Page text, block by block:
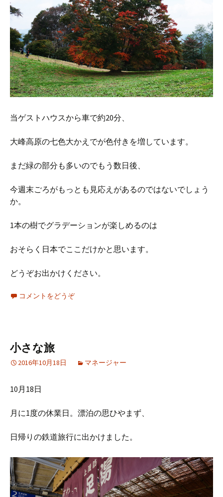
当ゲストハウスから車で約20分、
大峰高原の七色大かえでが色付きを増しています。
まだ緑の部分も多いのでもう数日後、
今週末ごろがもっとも見応えがあるのではないでしょう
か。
1本の樹でグラデーションが楽しめるのは
おそらく日本でここだけかと思います。
どうぞお出かけください。
コメントをどうぞ
小さな旅
2016年10月18日 マネージャー
10月18日
月に1度の休業日。漂泊の思ひやまず、
日帰りの鉄道旅行に出かけました。